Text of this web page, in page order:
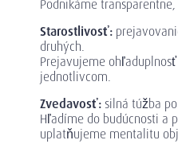
Podnikáme
Starostlivosť:
druhých.
Prejavujeme
jednotlivcom.
Zvedavosť: silná túžba
Hľadíme do budúcnosti a
uplatňujeme mentalitu